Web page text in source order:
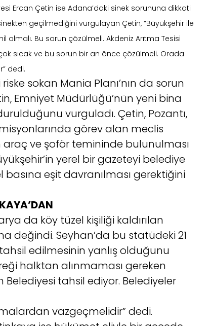
Ercan Çetin ise Adana’daki sinek sorununa dikkati
geçilmediğini vurgulayan Çetin, “Büyükşehir ile
Bu sorun çözülmeli. Akdeniz Arıtma Tesisi
sıcak ve bu sorun bir an önce çözülmeli. Orada
dedi.
sokan Mania Planı’nın da sorun
Emniyet Müdürlüğü’nün yeni bina
vurguladı. Çetin, Pozantı,
görev alan meclis
ve şoför temininde bulunulması
yerel bir gazeteyi belediye
basına eşit davranılması gerektiğini
da köy tüzel kişiliği kaldırılan
değindi. Seyhan’da bu statüdeki 21
edilmesinin yanlış olduğunu
halktan alınmaması gereken
Belediyesi tahsil ediyor. Belediyeler
vazgeçmelidir” dedi.